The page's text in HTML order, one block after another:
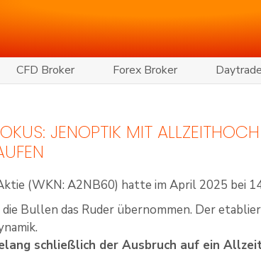
CFD Broker Forex Broker
JENOPTIK MIT
(WKN: A2NB60) hatte im April 2025 bei
Bullen das Ruder übernommen. Der
schließlich der Ausbruch auf ein